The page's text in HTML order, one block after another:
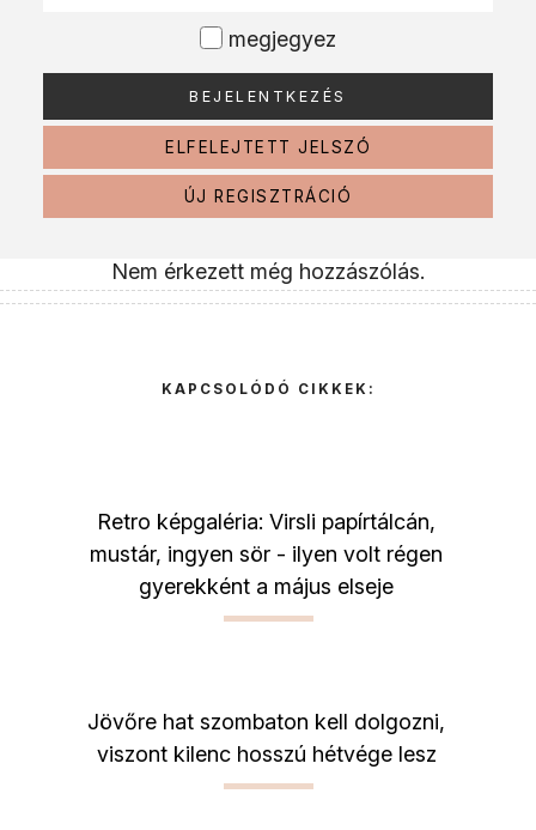
megjegyez
ELFELEJTETT JELSZÓ
ÚJ REGISZTRÁCIÓ
Nem érkezett még hozzászólás.
KAPCSOLÓDÓ CIKKEK:
Retro képgaléria: Virsli papírtálcán,
mustár, ingyen sör - ilyen volt régen
gyerekként a május elseje
Jövőre hat szombaton kell dolgozni,
viszont kilenc hosszú hétvége lesz